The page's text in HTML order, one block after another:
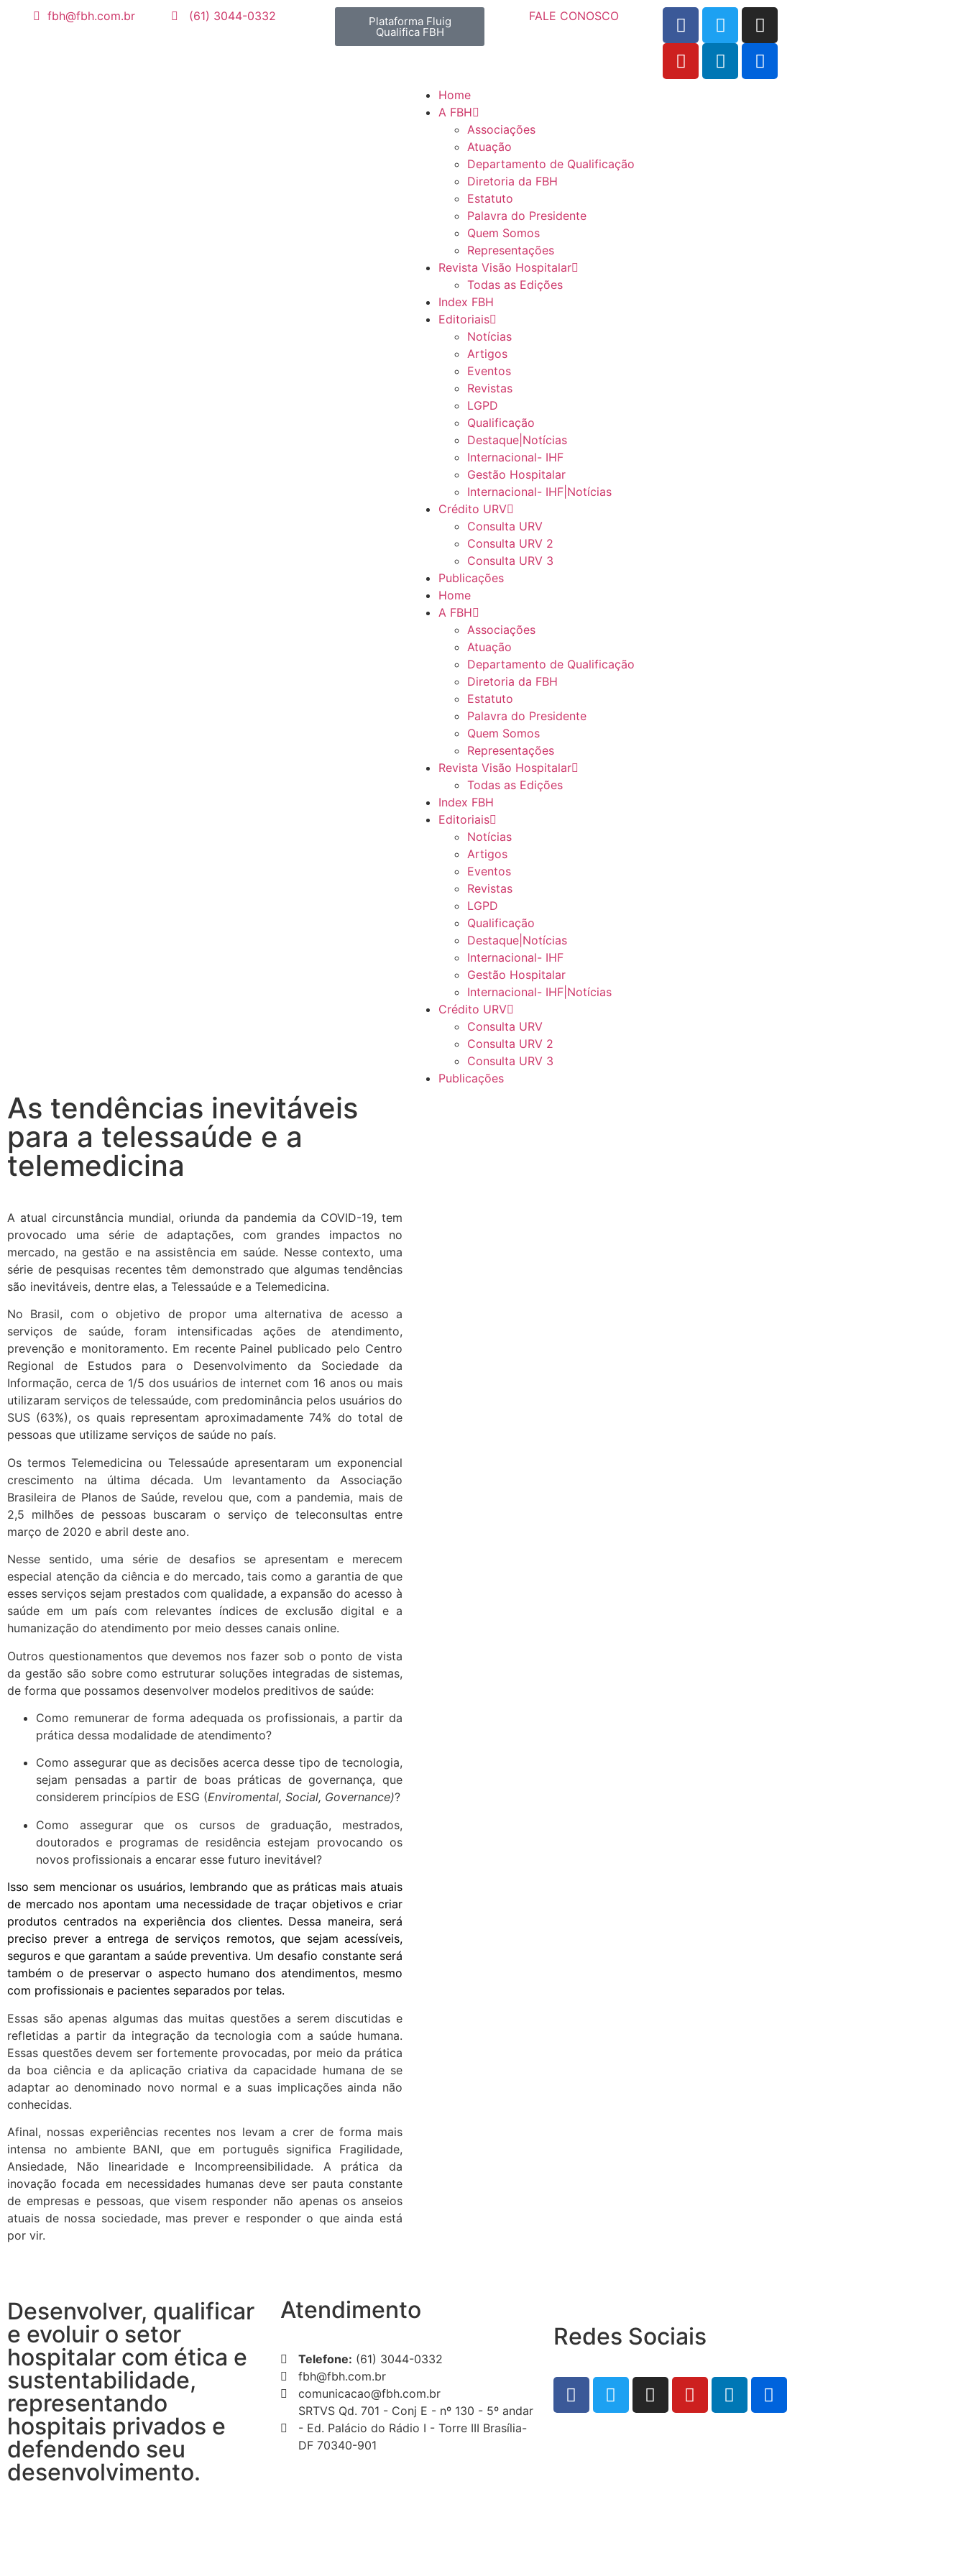
fbh@fbh.com.br (61) 3044-0332 Plataforma Fluig
Qualifica FBH
FALE CONOSCO
Home
A FBH
Associações
Atuação
Departamento de Qualificação
Diretoria da FBH
Estatuto
Palavra do Presidente
Quem Somos
Representações
Revista Visão Hospitalar
Todas as Edições
Index FBH
Editoriais
Notícias
Artigos
Eventos
Revistas
LGPD
Qualificação
Destaque|Notícias
Internacional- IHF
Gestão Hospitalar
Internacional- IHF|Notícias
Crédito URV
Consulta URV
Consulta URV 2
Consulta URV 3
Publicações
Home
A FBH
Associações
Atuação
Departamento de Qualificação
Diretoria da FBH
Estatuto
Palavra do Presidente
Quem Somos
Representações
Revista Visão Hospitalar
Todas as Edições
Index FBH
Editoriais
Notícias
Artigos
Eventos
Revistas
LGPD
Qualificação
Destaque|Notícias
Internacional- IHF
Gestão Hospitalar
Internacional- IHF|Notícias
Crédito URV
Consulta URV
Consulta URV 2
Consulta URV 3
Publicações
As tendências inevitáveis
para a telessaúde e a
telemedicina
A atual circunstância mundial, oriunda da pandemia da COVID-19, tem
provocado uma série de adaptações, com grandes impactos no
mercado, na gestão e na assistência em saúde. Nesse contexto, uma
série de pesquisas recentes têm demonstrado que algumas tendências
são inevitáveis, dentre elas, a Telessaúde e a Telemedicina.
No Brasil, com o objetivo de propor uma alternativa de acesso a
serviços de saúde, foram intensificadas ações de atendimento,
prevenção e monitoramento. Em recente Painel publicado pelo Centro
Regional de Estudos para o Desenvolvimento da Sociedade da
Informação, cerca de 1/5 dos usuários de internet com 16 anos ou mais
utilizaram serviços de telessaúde, com predominância pelos usuários do
SUS (63%), os quais representam aproximadamente 74% do total de
pessoas que utilizame serviços de saúde no país.
Os termos Telemedicina ou Telessaúde apresentaram um exponencial
crescimento na última década. Um levantamento da Associação
Brasileira de Planosde Saúde, revelou que, com a pandemia, mais de
2,5 milhões de pessoas buscaram o serviço de teleconsultas entre
março de 2020 e abril deste ano.
Nesse sentido, uma série de desafios se apresentam e merecem
especial atenção da ciência e do mercado, tais como a garantia de que
esses serviços sejam prestados com qualidade, a expansão do acesso à
saúde em um país com relevantes índices de exclusão digital e a
humanização do atendimento por meio desses canais online.
Outros questionamentos que devemos nos fazer sob o ponto de vista
da gestão são sobre como estruturar soluções integradas de sistemas,
de forma que possamos desenvolver modelos preditivos de saúde:
Como remunerar de forma adequada os profissionais, a partir da
prática dessa modalidade de atendimento?
Como assegurar que as decisões acerca desse tipo de tecnologia,
sejam pensadas a partir de boas práticas de governança, que
considerem princípios de ESG (Enviromental, Social, Governance)?
Como assegurar que os cursos de graduação, mestrados,
doutorados e programas de residência estejam provocando os
novos profissionais a encarar esse futuro inevitável?
Isso sem mencionar os usuários, lembrando que as práticas mais atuais
de mercado nos apontam uma necessidade de traçar objetivos e criar
produtos centrados na experiência dos clientes. Dessa maneira, será
preciso prever a entrega de serviços remotos, que sejam acessíveis,
seguros e que garantam a saúde preventiva. Um desafio constante será
também o de preservar o aspecto humano dos atendimentos, mesmo
com profissionais e pacientes separados por telas.
Essas são apenas algumas das muitas questões a serem discutidas e
refletidas a partir da integração da tecnologia com a saúde humana.
Essas questões devem ser fortemente provocadas, por meio da prática
da boa ciência e da aplicação criativa da capacidade humana de se
adaptar ao denominado novo normal e a suas implicações ainda não
conhecidas.
Afinal, nossas experiências recentes nos levam a crer de forma mais
intensa no ambiente BANI, que em português significa Fragilidade,
Ansiedade, Não linearidade e Incompreensibilidade. A prática da
inovação focada em necessidades humanas deve ser pauta constante
de empresas e pessoas, que visem responder não apenas os anseios
atuais de nossa sociedade, mas prever e responder o que ainda está
por vir.
Desenvolver, qualificar
e evoluir o setor
hospitalar com ética e
sustentabilidade,
representando
hospitais privados e
defendendo seu
desenvolvimento.
Atendimento
Telefone: (61) 3044-0332
fbh@fbh.com.br
comunicacao@fbh.com.br
SRTVS Qd. 701 - Conj E - nº 130 - 5º andar
- Ed. Palácio do Rádio I - Torre III Brasília-
DF 70340-901
Redes Sociais